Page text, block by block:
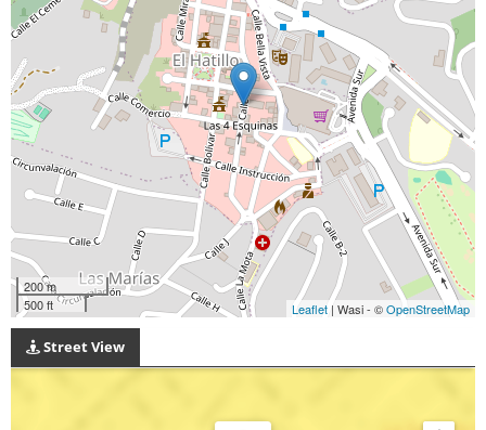
200 m
500 ft
Leaflet | Wasi - ©OpenStreetMap
Street View